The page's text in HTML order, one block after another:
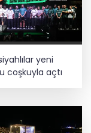
yeni
coşkuyla açtı